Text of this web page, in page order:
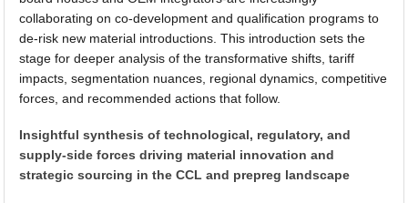
collaborating on co-development and qualification programs to
de-risk new material introductions. This introduction sets the
stage for deeper analysis of the transformative shifts, tariff
impacts, segmentation nuances, regional dynamics, competitive
forces, and recommended actions that follow.
Insightful synthesis of technological, regulatory, and
supply-side forces driving material innovation and
strategic sourcing in the CCL and prepreg landscape